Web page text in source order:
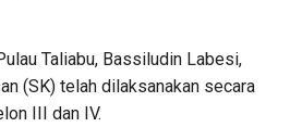
Taliabu, Bassiludin Labesi,
(SK) telah dilaksanakan secara
III dan IV.